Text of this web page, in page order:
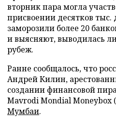
вторник пара могла
присвоении десятков тыс.
заморозили более 20
и выясняют, выводилась
рубеж.
Ранне сообщалось, что
Андрей Килин,
создании финансовой
Mavrodi Mondial Moneybox
Мумбаи.